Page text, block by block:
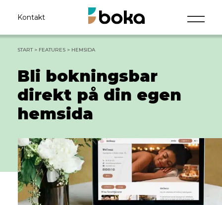
Kontakt
START > FEATURES > HEMSIDA
Bli bokningsbar
direkt på din egen
hemsida